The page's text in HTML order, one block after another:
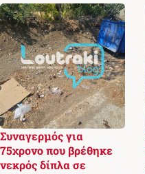
Συναγερμός για
75χρονο που βρέθηκε
νεκρός δίπλα σε